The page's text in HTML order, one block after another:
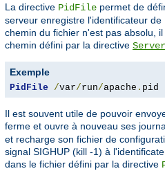
La directive PidFile permet de
serveur enregistre l'identificateur
chemin du fichier n'est pas absolu,
chemin défini par la directive
Exemple
PidFile /var/run/apache . pid
Il est souvent utile de pouvoir
ferme et ouvre à nouveau ses
et recharge son fichier de
signal SIGHUP (kill -1) à
dans le fichier défini par la directive